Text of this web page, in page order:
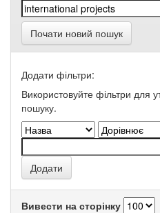
Почати новий пошук
Додати фільтри:
Використовуйте фільтри для
пошуку.
Вивести на сторінку